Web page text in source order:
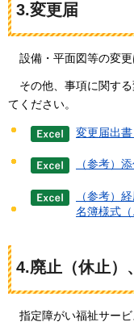
3.変更届
設備・平面図等の変
その他、事項に関する
てください。
変更届出書
（参考）
（参考）
名簿様式（
4.廃止（休止）
指定障がい福祉サー